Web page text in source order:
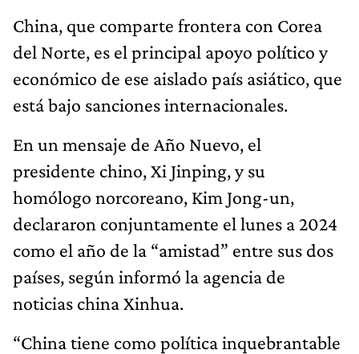
China, que comparte frontera con Corea
del Norte, es el principal apoyo político y
económico de ese aislado país asiático, que
está bajo sanciones internacionales.
En un mensaje de Año Nuevo, el
presidente chino, Xi Jinping, y su
homólogo norcoreano, Kim Jong-un,
declararon conjuntamente el lunes a 2024
como el año de la “amistad” entre sus dos
países, según informó la agencia de
noticias china Xinhua.
“China tiene como política inquebrantable